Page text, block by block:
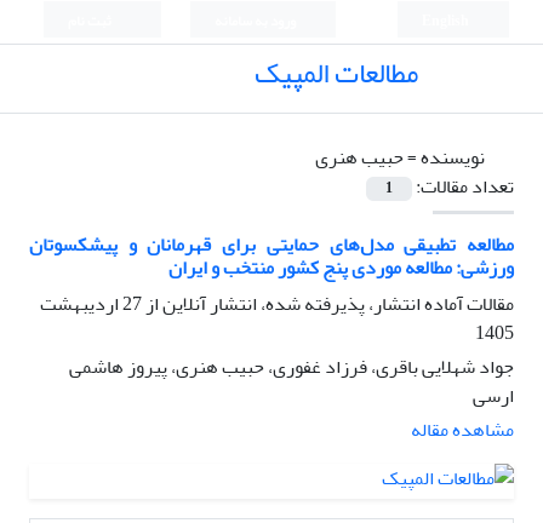
مطالعات المپیک
نویسنده =حبیب هنری
تعداد مقالات:
1
مطالعه تطبیقی مدل‌های حمایتی برای قهرمانان و پیشکسوتان
ورزشی: مطالعه موردی پنج کشور منتخب و ایران
مقالات آماده انتشار، پذیرفته شده، انتشار آنلاین از
27 اردیبهشت
1405
جواد شهلایی باقری، فرزاد غفوری، حبیب هنری، پیروز هاشمی
ارسی
مشاهده مقاله